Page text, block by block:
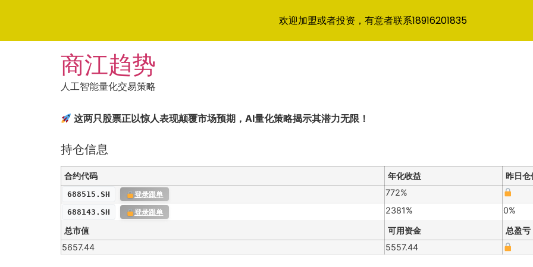
商江趋势
人工智能量化交易策略
这两只股票正以惊人表现颠覆市场预期，AI量化策略揭示其潜力无限！
持仓信息
合约代码 年化收益 昨日仓
688515.SH 登录跟单 772%
688143.SH 登录跟单 2381%
0%
总市值
可用资金
总盈亏
5657.44
5557.44
欢迎加盟或者投资，有意者联系18916201835